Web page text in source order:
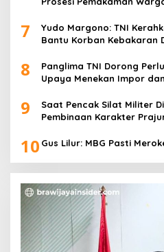
7
Yudo Margono: TNI
Bantu Korban Kebakaran
8
Panglima TNI Dorong
Upaya Menekan Impor
9
Saat Pencak Silat Militer
Pembinaan Karakter
10 Gus Lilur: MBG Pasti